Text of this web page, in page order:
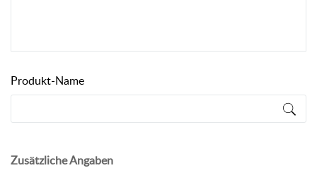
Produkt-Name
Zusätzliche Angaben